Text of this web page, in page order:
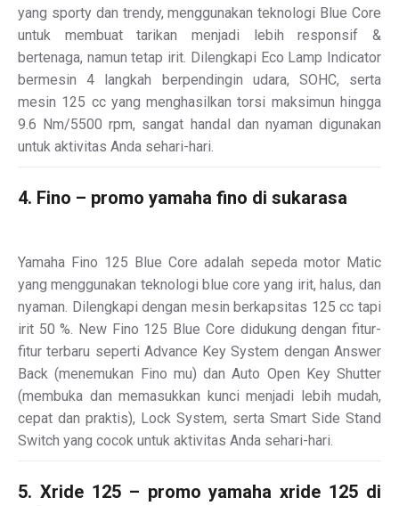
yang sporty dan trendy, menggunakan teknologi Blue Core
untuk membuat tarikan menjadi lebih responsif &
bertenaga, namun tetap irit. Dilengkapi Eco Lamp Indicator
bermesin 4 langkah berpendingin udara, SOHC, serta
mesin 125 cc yang menghasilkan torsi maksimun hingga
9.6 Nm/5500 rpm, sangat handal dan nyaman digunakan
untuk aktivitas Anda sehari-hari.
4. Fino – promo yamaha fino di sukarasa
Yamaha Fino 125 Blue Core adalah sepeda motor Matic
yang menggunakan teknologi blue core yang irit, halus, dan
nyaman. Dilengkapi dengan mesin berkapsitas 125 cc tapi
irit 50 %. New Fino 125 Blue Core didukung dengan fitur-
fitur terbaru seperti Advance Key System dengan Answer
Back (menemukan Fino mu) dan Auto Open Key Shutter
(membuka dan memasukkan kunci menjadi lebih mudah,
cepat dan praktis), Lock System, serta Smart Side Stand
Switch yang cocok untuk aktivitas Anda sehari-hari.
5. Xride 125 – promo yamaha xride 125 di